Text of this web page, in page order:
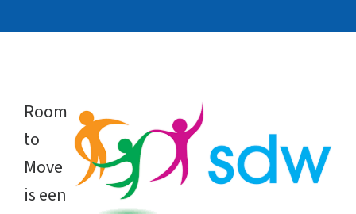
Room
to
Move
is een